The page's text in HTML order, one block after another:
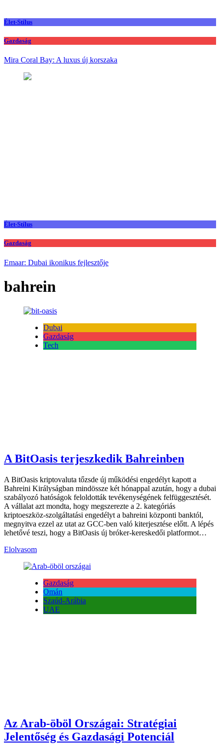
Élet-Stílus
Gazdaság
Mira Coral Bay: A luxus új korszaka
Élet-Stílus
Gazdaság
Emaar: Dubai ikonikus fejlesztője
bahrein
Dubai
Gazdaság
Tech
A BitOasis terjeszkedik Bahreinben
A BitOasis kriptovaluta tőzsde új működési engedélyt kapott a
Bahreini Királyságban mindössze két hónappal azután, hogy a dubai
szabályozó hatóságok feloldották tevékenységének felfüggesztését.
A vállalat azt mondta, hogy megszerezte a 2. kategóriás
kriptoeszköz-szolgáltatási engedélyt a bahreini központi banktól,
megnyitva ezzel az utat az GCC-ben való kiterjesztése előtt. A lépés
lehetővé teszi, hogy a BitOasis új bróker-kereskedői platformot…
Elolvasom
Gazdaság
Omán
Szaúd-Arábia
UAE
Az Arab-öböl Országai: Stratégiai
Jelentőség és Gazdasági Potenciál